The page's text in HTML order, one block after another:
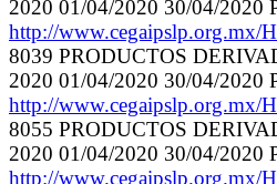
2020 01/04/2020 30/04/
http://www.cegaipslp.org.mx/
8039 PRODUCTOS
2020 01/04/2020 30/04/
http://www.cegaipslp.org.mx/
8055 PRODUCTOS
2020 01/04/2020 30/04/
http://www.cegaipslp.org.mx/